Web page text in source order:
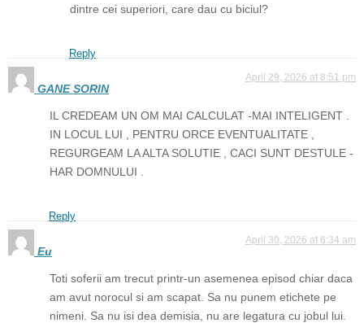
dintre cei superiori, care dau cu biciul?
Reply
GANE SORIN
April 29, 2026 at 8:51 pm
IL CREDEAM UN OM MAI CALCULAT -MAI INTELIGENT .
IN LOCUL LUI , PENTRU ORCE EVENTUALITATE ,
REGURGEAM LA ALTA SOLUTIE , CACI SUNT DESTULE -
HAR DOMNULUI .
Reply
Eu
April 30, 2026 at 6:34 am
Toti soferii am trecut printr-un asemenea episod chiar daca
am avut norocul si am scapat. Sa nu punem etichete pe
nimeni. Sa nu isi dea demisia, nu are legatura cu jobul lui.